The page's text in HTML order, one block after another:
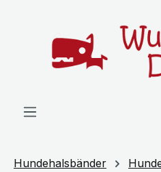
Hundehalsbänder